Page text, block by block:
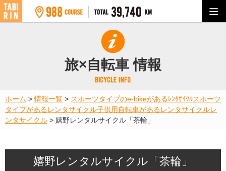
旅×自転車 情報
ホーム >情報一覧 > スポーツタイプのe-bikeがあるﾚﾝﾀｻｲｸﾙスポーツ
タイプがあるレンタサイクル子供用自転車があるレンタサイクルレ
ンタサイクル > 嬉野レンタルサイクル「茶輪」
嬉野レンタルサイクル「茶輪」